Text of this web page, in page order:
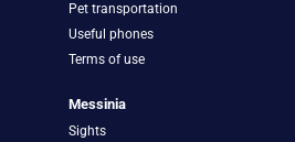
Pet transportation
Useful phones
Terms of use
Messinia
Sights